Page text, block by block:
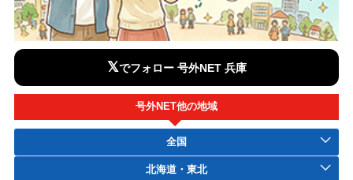
𝕏でフォロー 号外NET 兵庫
号外NET他の地域
全国
北海道・東北